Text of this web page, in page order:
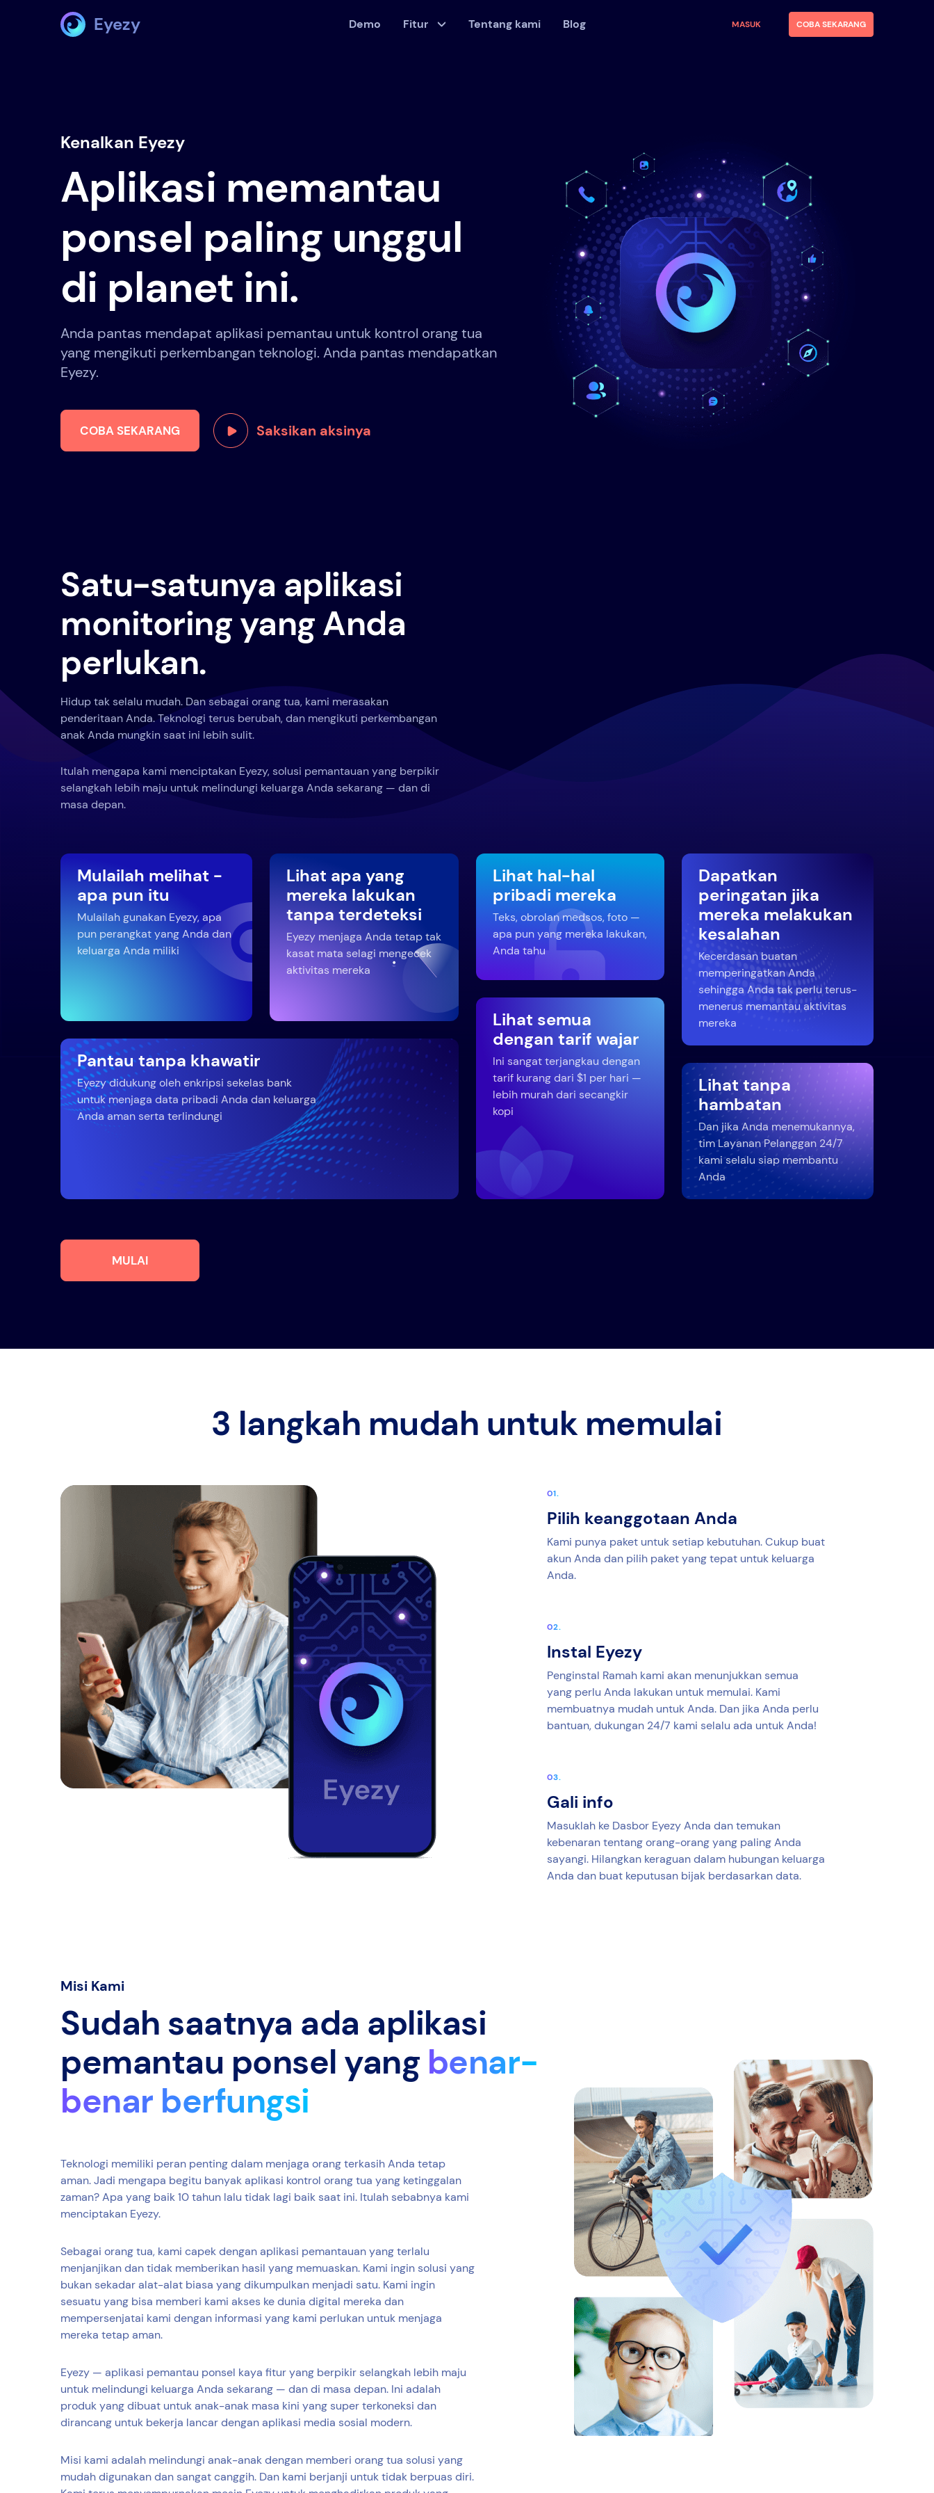
Eyezy Demo Fitur Tentang kami Blog MASUK COBA SEKARANG
Kenalkan Eyezy
Aplikasi memantau
ponsel paling unggul
di planet ini.
Anda pantas mendapat aplikasi pemantau untuk kontrol orang tua
yang mengikuti perkembangan teknologi. Anda pantas mendapatkan
Eyezy.
COBA SEKARANG Saksikan aksinya
Satu-satunya aplikasi
monitoring yang Anda
perlukan.
Hidup tak selalu mudah. Dan sebagai orang tua, kami merasakan
penderitaan Anda. Teknologi terus berubah, dan mengikuti perkembangan
anak Anda mungkin saat ini lebih sulit.
Itulah mengapa kami menciptakan Eyezy, solusi pemantauan yang berpikir
selangkah lebih maju untuk melindungi keluarga Anda sekarang — dan di
masa depan.
Mulailah melihat -
apa pun itu
Mulailah gunakan Eyezy, apa
pun perangkat yang Anda dan
keluarga Anda miliki
Lihat apa yang
mereka lakukan
tanpa terdeteksi
Eyezy menjaga Anda tetap tak
kasat mata selagi mengecek
aktivitas mereka
Pantau tanpa khawatir
Eyezy didukung oleh enkripsi sekelas bank
untuk menjaga data pribadi Anda dan keluarga
Anda aman serta terlindungi
Lihat hal-hal
pribadi mereka
Teks, obrolan medsos, foto —
apa pun yang mereka lakukan,
Anda tahu
Lihat semua
dengan tarif wajar
Ini sangat terjangkau dengan
tarif kurang dari $1 per hari —
lebih murah dari secangkir
kopi
Dapatkan
peringatan jika
mereka melakukan
kesalahan
Kecerdasan buatan
memperingatkan Anda
sehingga Anda tak perlu terus-
menerus memantau aktivitas
mereka
Lihat tanpa
hambatan
Dan jika Anda menemukannya,
tim Layanan Pelanggan 24/7
kami selalu siap membantu
Anda
MULAI
3 langkah mudah untuk memulai
Pilih keanggotaan Anda
Kami punya paket untuk setiap kebutuhan. Cukup buat
akun Anda dan pilih paket yang tepat untuk keluarga
Anda.
Instal Eyezy
Penginstal Ramah kami akan menunjukkan semua
yang perlu Anda lakukan untuk memulai. Kami
membuatnya mudah untuk Anda. Dan jika Anda perlu
bantuan, dukungan 24/7 kami selalu ada untuk Anda!
Gali info
Masuklah ke Dasbor Eyezy Anda dan temukan
kebenaran tentang orang-orang yang paling Anda
sayangi. Hilangkan keraguan dalam hubungan keluarga
Anda dan buat keputusan bijak berdasarkan data.
Misi Kami
Sudah saatnya ada aplikasi
pemantau ponsel yang benar-
benar berfungsi
Teknologi memiliki peran penting dalam menjaga orang terkasih Anda tetap
aman. Jadi mengapa begitu banyak aplikasi kontrol orang tua yang ketinggalan
zaman? Apa yang baik 10 tahun lalu tidak lagi baik saat ini. Itulah sebabnya kami
menciptakan Eyezy.
Sebagai orang tua, kami capek dengan aplikasi pemantauan yang terlalu
menjanjikan dan tidak memberikan hasil yang memuaskan. Kami ingin solusi yang
bukan sekadar alat-alat biasa yang dikumpulkan menjadi satu. Kami ingin
sesuatu yang bisa memberi kami akses ke dunia digital mereka dan
mempersenjatai kami dengan informasi yang kami perlukan untuk menjaga
mereka tetap aman.
Eyezy — aplikasi pemantau ponsel kaya fitur yang berpikir selangkah lebih maju
untuk melindungi keluarga Anda sekarang — dan di masa depan. Ini adalah
produk yang dibuat untuk anak-anak masa kini yang super terkoneksi dan
dirancang untuk bekerja lancar dengan aplikasi media sosial modern.
Misi kami adalah melindungi anak-anak dengan memberi orang tua solusi yang
mudah digunakan dan sangat canggih. Dan kami berjanji untuk tidak berpuas diri.